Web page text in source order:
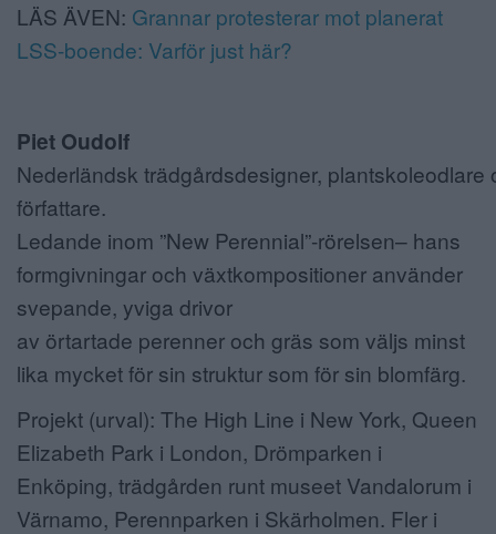
LÄS ÄVEN: Grannar protesterar mot planerat
LSS-boende: Varför just här?
Piet Oudolf
Nederländsk trädgårdsdesigner, plantskoleodlare
författare.
Ledande inom ”New Perennial”-rörelsen– hans
formgivningar och växtkompositioner använder
svepande, yviga drivor
av örtartade perenner och gräs som väljs minst
lika mycket för sin struktur som för sin blomfärg.
Projekt (urval): The High Line i New York, Queen
Elizabeth Park i London, Drömparken i
Enköping, trädgården runt museet Vandalorum i
Värnamo, Perennparken i Skärholmen. Fler i